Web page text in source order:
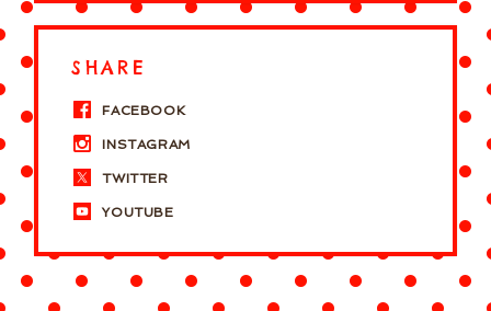
SHARE
FACEBOOK
INSTAGRAM
TWITTER
YOUTUBE